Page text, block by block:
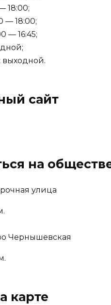
18:00;
— 18:00;
— 16:45;
выходной.
сайт
на
улица
Чернышевская
карте